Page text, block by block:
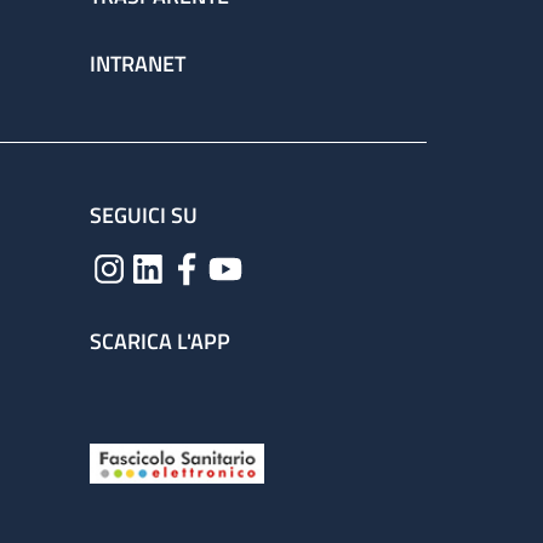
INTRANET
SEGUICI SU
SCARICA L'APP